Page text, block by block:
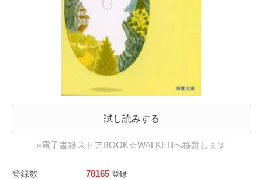
試し読みする
※電子書籍ストアBOOK☆WALKERへ移動します
登録数 78165 登録